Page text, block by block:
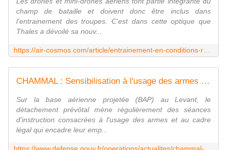
champ de bataille et doivent donc être inclus dans
l'entrainement des troupes. C'est dans cette optique que
Thales a dévoilé sa nouv...
CHAMMAL : Sensibilisation à l'usage des armes par le détachement prévôtal
Sur la base aérienne projetée (BAP) au Levant, le
détachement prévôtal mène régulièrement des séances
d'instruction consacrées à l'usage des armes et au cadre
légal qui encadre leur emp...